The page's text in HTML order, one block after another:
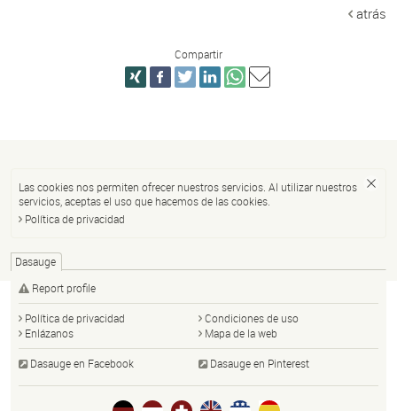
atrás
Compartir
Las cookies nos permiten ofrecer nuestros servicios. Al utilizar nuestros
servicios, aceptas el uso que hacemos de las cookies.
Política de privacidad
Dasauge
Report profile
Política de privacidad
Condiciones de uso
Enlázanos
Mapa de la web
Dasauge en Facebook Dasauge en Pinterest